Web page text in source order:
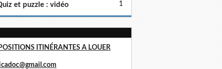
et puzzle : vidéo 1
ITINÉRANTES A LOUER